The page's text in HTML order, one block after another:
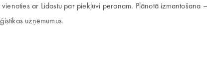
ar Lidostu par piekļuvi peronam. Plānotā izmantošana –
uzņēmumus.